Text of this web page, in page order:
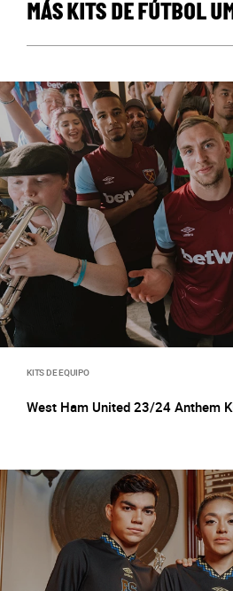
MÁS KITS DE FÚTBOL
KITS DE EQUIPO
West Ham United 23/24 Anthem